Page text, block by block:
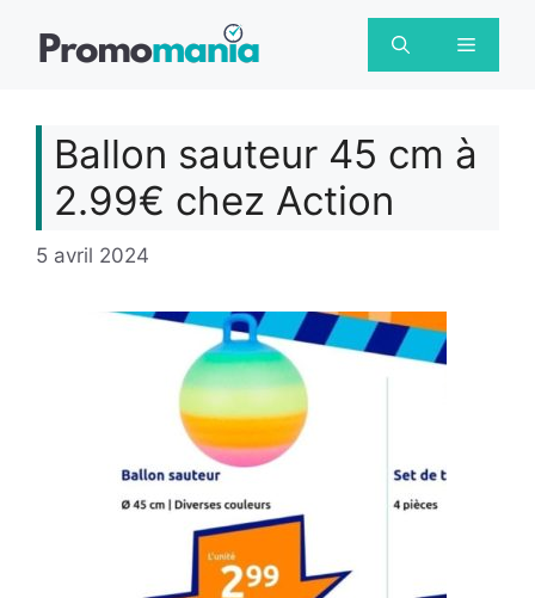
Menu
Ballon sauteur 45 cm à
2.99€ chez Action
5 avril 2024